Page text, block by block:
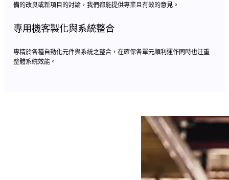
備的改良或新項目的討論，我們都能提供專業且有效的意見。
專用機客製化與系統整合
專精於各種自動化元件與系統之整合，在確保各單元順利運作同時也注重
整體系統效能。